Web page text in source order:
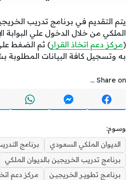
يتم التقديم في برنامج تدريب
الملكي من خلال الدخول علي البوابة
(مركز دعم اتخاذ القرار) ثم الضغط
به وتسجيل كافة البيانات
Share on ...
وسوم:
الديوان الملكي السعودي
برنامج
برنامج تدريب الخريجين بالديوان الملكي
برنامـج تطويـر الخريجيـن
مركز دعم